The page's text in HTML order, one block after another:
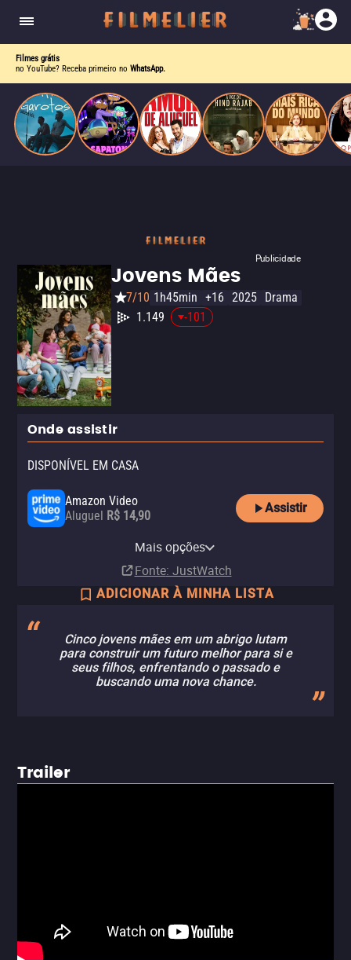
Filmes grátis
no YouTube? Receba primeiro no WhatsApp.
Publicidade
Jovens Mães
7/10 1h45min +16 2025 Drama
1.149
-101
Onde assistir
DISPONÍVEL EM CASA
Amazon Video
Aluguel R$ 14,90
Assistir
R$ 29,90
Mais opções
Fonte: JustWatch
ADICIONAR À MINHA LISTA
Cinco jovens mães em um abrigo lutam
para construir um futuro melhor para si e
seus filhos, enfrentando o passado e
buscando uma nova chance.
Trailer
aceitação.